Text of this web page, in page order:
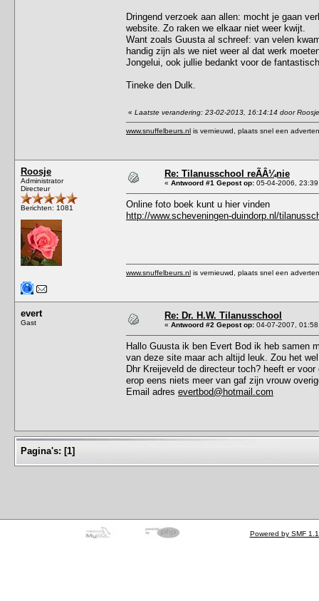
Dringend verzoek aan allen: mocht je gaan
website. Zo raken we elkaar niet weer kwijt.
Want zoals Guusta al schreef: van velen
handig zijn als we niet weer al dat werk
Jongelui, ook jullie bedankt voor de
Tineke den Dulk.
« Laatste verandering: 23-02-2013, 16:14:14 door Roosje
www.snuffelbeurs.nl is vernieuwd, plaats snel een
Roosje
Administrator
Directeur
Berichten: 1081
Re: Tilanusschool reÃÂ¼nie
« Antwoord #1 Gepost op: 05-04-2006,
Online foto boek kunt u hier vinden
http://www.scheveningen-duindorp.nl/
www.snuffelbeurs.nl is vernieuwd, plaats snel een
evert
Gast
Re: Dr. H.W. Tilanusschool
« Antwoord #2 Gepost op: 04-07-2007,
Hallo Guusta ik ben Evert Bod ik heb samen
van deze site maar ach altijd leuk. Zou het
Dhr Kreijeveld de directeur toch? heeft er
erop eens niets meer van gaf zijn vrouw
Email adres evertbod@hotmail.com
Pagina's: [1]
Powered by SMF